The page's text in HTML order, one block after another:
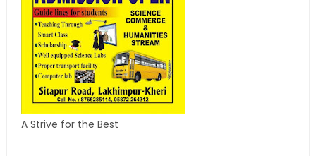
A Strive for the Best